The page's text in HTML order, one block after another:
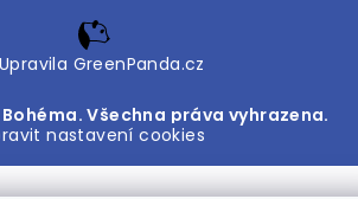
Bohéma. Všechna práva vyhrazena.
nastavení cookies
Upravila GreenPanda.cz